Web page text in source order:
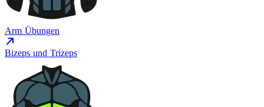
Arm Übungen
Bizeps und Trizeps